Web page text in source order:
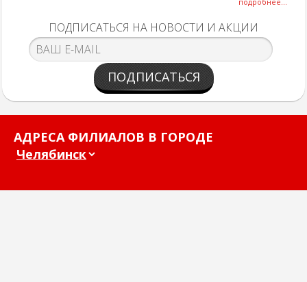
ПОДПИСАТЬСЯ НА НОВОСТИ И АКЦИИ
ПОДПИСАТЬСЯ
АДРЕСА ФИЛИАЛОВ В ГОРОДЕ